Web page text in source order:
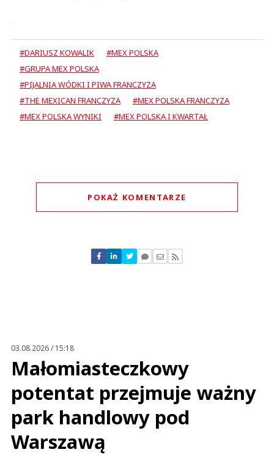
#DARIUSZ KOWALIK
#MEX POLSKA
#GRUPA MEX POLSKA
#PIJALNIA WÓDKI I PIWA FRANCZYZA
#THE MEXICAN FRANCZYZA
#MEX POLSKA FRANCZYZA
#MEX POLSKA WYNIKI
#MEX POLSKA I KWARTAŁ
POKAŻ KOMENTARZE
Nie znaleziono komentarzy
Zostaw swoje komentarze
03.08.2026 / 15:18
Małomiasteczkowy
potentat przejmuje ważny
park handlowy pod
Warszawą